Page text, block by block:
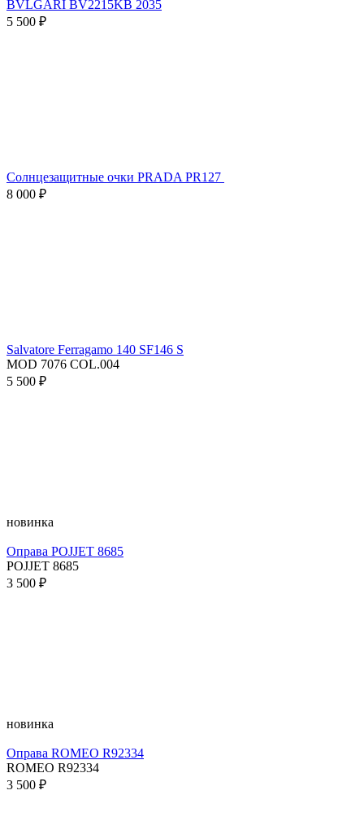
BVLGARI BV2215KB 2035
5 500 ₽
Солнцезащитные очки PRADA PR127
8 000 ₽
Salvatore Ferragamo 140 SF146 S
MOD 7076 COL.004
5 500 ₽
новинка
Оправа POJJET 8685
POJJET 8685
3 500 ₽
новинка
Оправа ROMEO R92334
ROMEO R92334
3 500 ₽